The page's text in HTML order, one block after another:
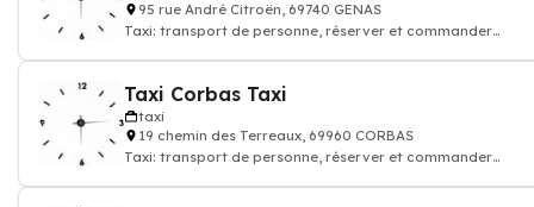
95 rue André Citroën, 69740 GENAS
Taxi: transport de personne, réserver et commander
Taxi Corbas Taxi
taxi
19 chemin des Terreaux, 69960 CORBAS
Taxi: transport de personne, réserver et commander